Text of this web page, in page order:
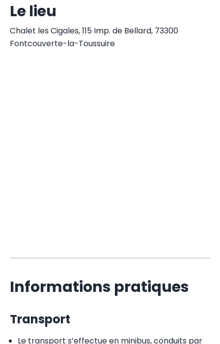
Le lieu
Chalet les Cigales, 115 Imp. de Bellard, 73300
Fontcouverte-la-Toussuire
Informations pratiques
Transport
Le transport s’effectue en minibus, conduits par